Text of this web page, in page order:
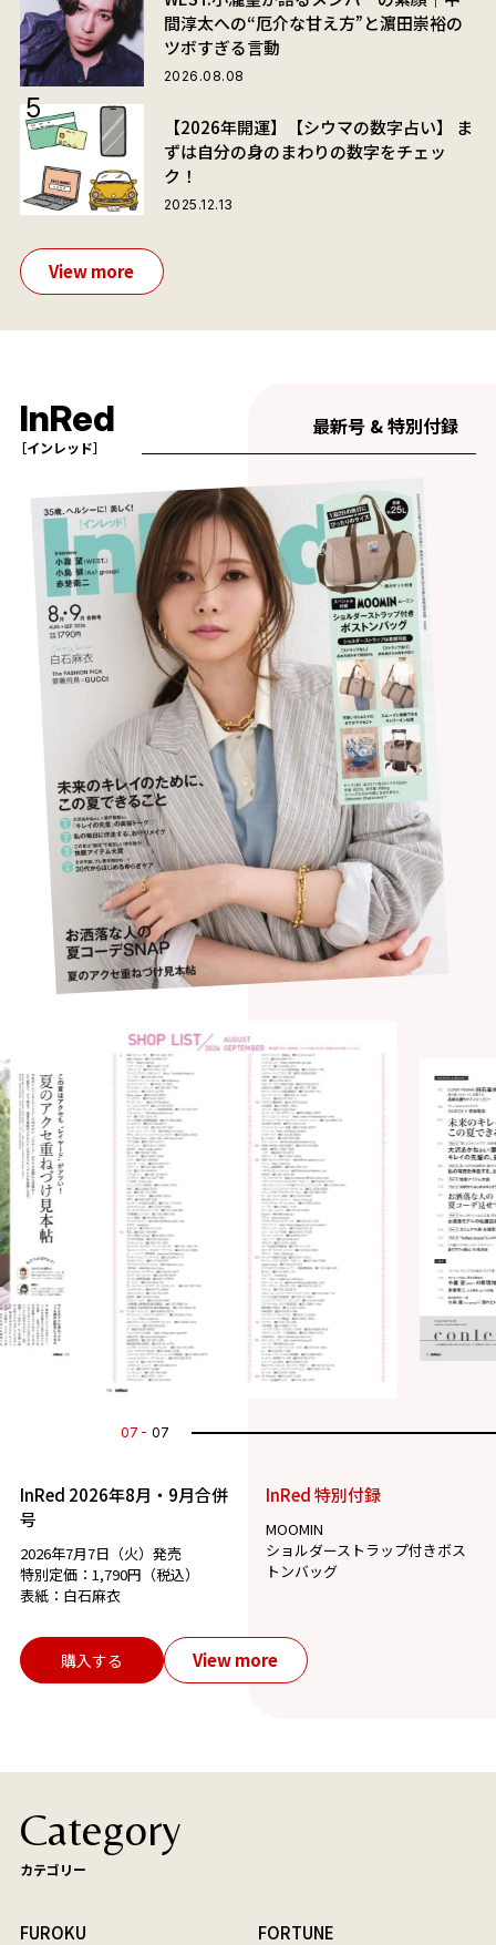
間淳太への“厄介な甘え方”と濵田崇裕の
ツボすぎる言動
2026.08.08
【2026年開運】【シウマの数字占い】 ま
ずは自分の身のまわりの数字をチェッ
ク！
2025.12.13
View more
InRed
［インレッド］
最新号 & 特別付録
07 07
InRed 2026年8月・9月合併
号
2026年7月7日（火）発売
特別定価：1,790円（税込）
表紙：白石麻衣
InRed 特別付録
MOOMIN
ショルダーストラップ付きボス
トンバッグ
購入する View more
Category
カテゴリー
FUROKU
FORTUNE